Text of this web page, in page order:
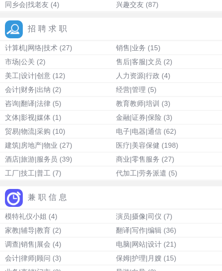
同乡会|找老友 (4) 兴趣交友 (87)
招聘求职
计算机|网络|技术 (27) 销售|业务 (15)
市场|公关 (2) 售后|客服|文员 (2)
美工|设计|创意 (12) 人力资源|行政 (4)
会计|财务|出纳 (2) 经营|管理 (5)
咨询|翻译|法律 (5) 教育教师|培训 (3)
文体|影视|媒体 (1) 金融|证券|保险 (3)
贸易|物流|采购 (10) 电子|电器|通信 (62)
建筑|房地产|物业 (27) 医疗|美容保健 (198)
酒店|旅游|服务员 (39) 商业|零售服务 (27)
工厂|技工|普工 (7) 代加工|劳务派遣 (5)
兼职信息
模特礼仪小姐 (4) 演员|摄像|司仪 (7)
家教|辅导|教育 (2) 翻译|写作|编辑 (36)
调查|销售|展会 (4) 电脑|网站|设计 (21)
会计|律师|顾问 (3) 保姆|护理|月嫂 (15)